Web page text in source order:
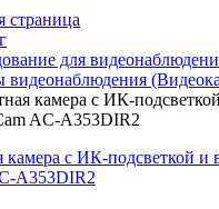
страница
для
видеонаблюдения
камера с ИК-
AC-A353DIR2